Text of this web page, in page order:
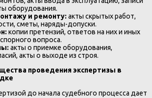
оборудования.
и ремонту:акты скрытых работ,
сметы, наряды-допуски.
копии претензий, ответов на них и иных
вопроса.
акты о приемке оборудования,
акты о выходе из строя.
проведения экспертизы в
до начала судебного процесса дает